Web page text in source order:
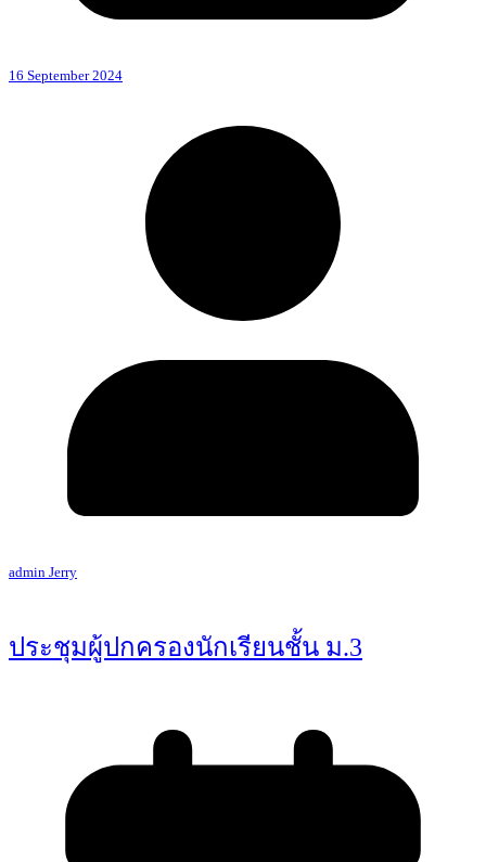
16 September 2024
admin Jerry
ประชุมผู้ปกครองนักเรียนชั้น ม.3